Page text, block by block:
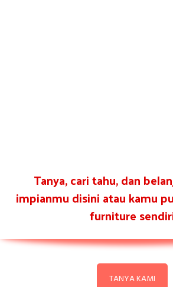
Tanya, cari tahu, dan
impianmu disini atau kamu
furniture
TANYA KAMI